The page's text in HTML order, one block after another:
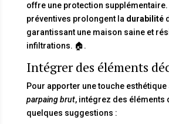
offre une protection supplémentaire.
préventives prolongent la durabilité
garantissant une maison saine et
infiltrations. 🏠.
Intégrer des éléments
Pour apporter une touche esthétique
parpaing brut, intégrez des éléments
quelques suggestions :